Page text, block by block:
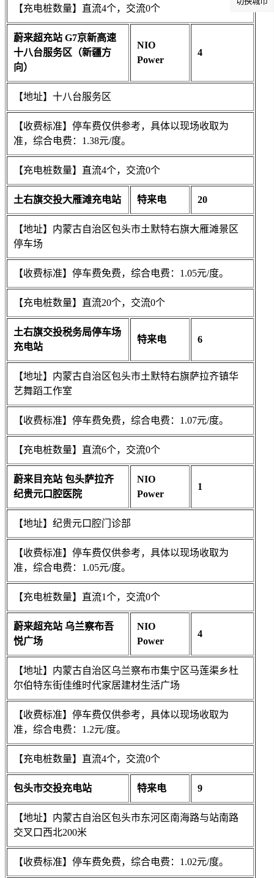
【充电桩数量】直流4个，交流0个
蔚来超充站 G7京新高速
十八台服务区（新疆方
向）
NIO
Power
4
【地址】十八台服务区
【收费标准】停车费仅供参考，具体以现场收取为
准，综合电费：1.38元/度。
【充电桩数量】直流4个，交流0个
土右旗交投大雁滩充电站 特来电 20
【地址】内蒙古自治区包头市土默特右旗大雁滩景区
停车场
【收费标准】停车费免费，综合电费：1.05元/度。
【充电桩数量】直流20个，交流0个
土右旗交投税务局停车场
充电站
特来电 6
【地址】内蒙古自治区包头市土默特右旗萨拉齐镇华
艺舞蹈工作室
【收费标准】停车费免费，综合电费：1.07元/度。
【充电桩数量】直流6个，交流0个
蔚来目充站 包头萨拉齐
纪贵元口腔医院
NIO
Power
1
【地址】纪贵元口腔门诊部
【收费标准】停车费仅供参考，具体以现场收取为
准，综合电费：1.05元/度。
【充电桩数量】直流1个，交流0个
蔚来超充站 乌兰察布吾
悦广场
NIO
Power
4
【地址】内蒙古自治区乌兰察布市集宁区马莲渠乡杜
尔伯特东街佳维时代家居建材生活广场
【收费标准】停车费仅供参考，具体以现场收取为
准，综合电费：1.2元/度。
【充电桩数量】直流4个，交流0个
包头市交投充电站 特来电 9
【地址】内蒙古自治区包头市东河区南海路与站南路
交叉口西北200米
【收费标准】停车费免费，综合电费：1.02元/度。